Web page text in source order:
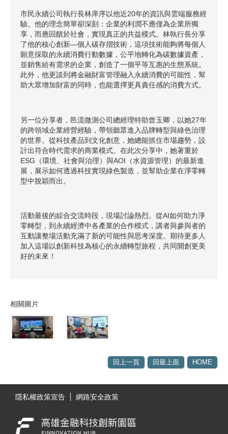
市民永續公司執行長林庠序以他近20年的資訊與雲端服務經
驗。他的理念簡單卻深刻：企業的利潤不應僅為企業所獨
享，而應回饋於社會，實現真正的共益模式。林執行長分享
了他的核心創新—個人碳存摺技術，這項技術能夠將每個人
願意採取的永續消費行動數據，公平地轉化為碳數據資產，
並銷售給有需求的企業，創造了一個平等互惠的生態系統。
此外，他更談到將金融財富管理融入永續消費的可能性，幫
助大眾增加財富的同時，也能選擇更具責任感的消費方式。
另一位分享者，邑流微測公司總經理特助曾玉卿，以她27年
的跨領域企業經營經驗，帶領聽眾進入品牌轉型與綠色治理
的世界。從科技產品到文化創意，她總能抓住市場趨勢，設
計出符合時代需求的商業模式。在此次分享中，她著重於
ESG（環境、社會與治理）與AOI（水資源管理）的最新進
展，展示如何透過科技實現綠色製造，並幫助企業在淨零轉
型中脫穎而出。
活動最後的綜合交流時段，現場討論熱烈。從AI如何助力淨
零轉型，到永續經濟中各產業的合作模式，講者與參與者的
互動讓整場活動充滿了新的可能性與思考深度。期待更多人
加入這場以創新科技為核心的永續轉型旅程，共同開創更美
好的未來！
相關圖片
回上一頁 回最上面 HOME
隱私權政策宣告
網路安全政策